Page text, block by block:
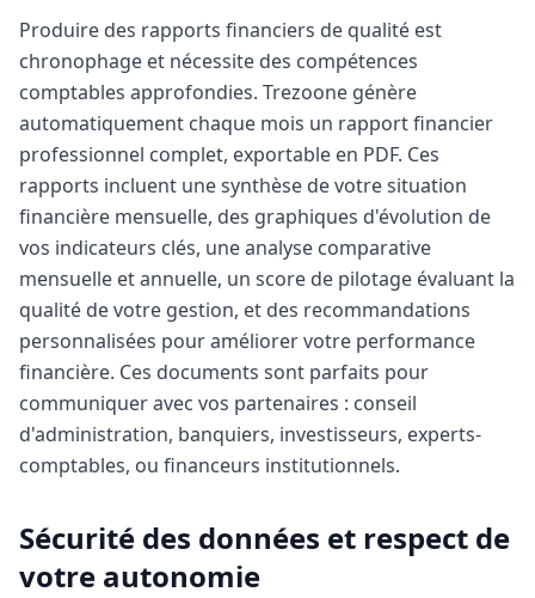
Produire des rapports financiers de qualité est
chronophage et nécessite des compétences
comptables approfondies. Trezoone génère
automatiquement chaque mois un rapport financier
professionnel complet, exportable en PDF. Ces
rapports incluent une synthèse de votre situation
financière mensuelle, des graphiques d'évolution de
vos indicateurs clés, une analyse comparative
mensuelle et annuelle, un score de pilotage évaluant la
qualité de votre gestion, et des recommandations
personnalisées pour améliorer votre performance
financière. Ces documents sont parfaits pour
communiquer avec vos partenaires : conseil
d'administration, banquiers, investisseurs, experts-
comptables, ou financeurs institutionnels.
Sécurité des données et respect de
votre autonomie